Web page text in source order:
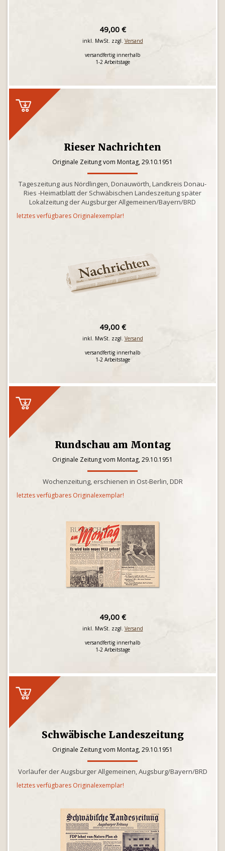
49,00 €
inkl. MwSt. zzgl. Versand
versandfertig innerhalb
1-2 Arbeitstage
Rieser Nachrichten
Originale Zeitung vom Montag, 29.10.1951
Tageszeitung aus Nördlingen, Donauwörth, Landkreis Donau-
Ries -Heimatblatt der Schwäbischen Landeszeitung später
Lokalzeitung der Augsburger Allgemeinen/Bayern/BRD
letztes verfügbares Originalexemplar!
49,00 €
inkl. MwSt. zzgl. Versand
versandfertig innerhalb
1-2 Arbeitstage
Rundschau am Montag
Originale Zeitung vom Montag, 29.10.1951
Wochenzeitung, erschienen in Ost-Berlin, DDR
letztes verfügbares Originalexemplar!
49,00 €
inkl. MwSt. zzgl. Versand
versandfertig innerhalb
1-2 Arbeitstage
Schwäbische Landeszeitung
Originale Zeitung vom Montag, 29.10.1951
Vorläufer der Augsburger Allgemeinen, Augsburg/Bayern/BRD
letztes verfügbares Originalexemplar!